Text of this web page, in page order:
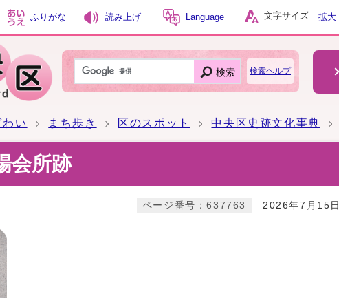
ふりがな 読み上げ Language 文字サイズ 拡大
検索 検索ヘルプ
わい まち歩き 区のスポット 中央区史跡文化事典
会所跡
2026年7月15日
ページ番号：637763